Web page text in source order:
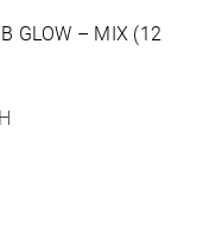
GLOW – MIX (12